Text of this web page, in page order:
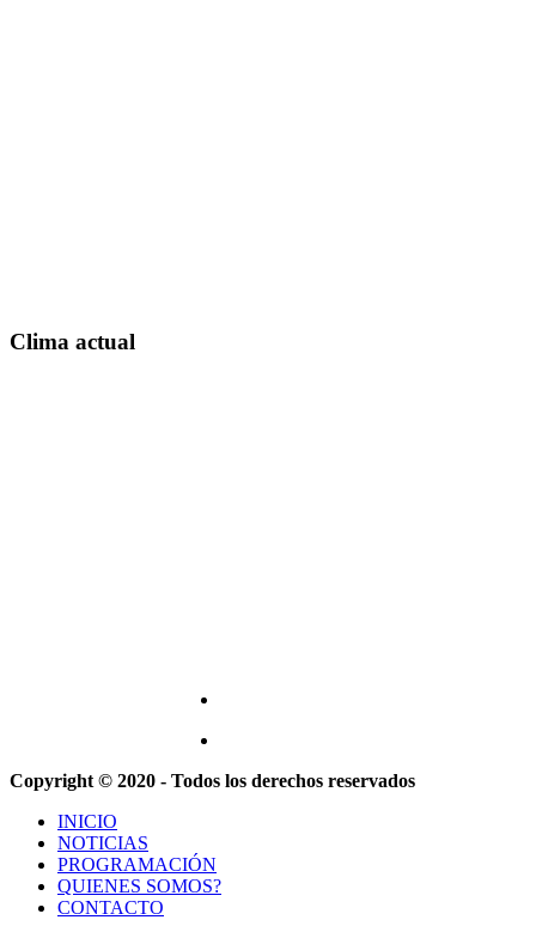
Clima actual
Copyright © 2020 - Todos los derechos reservados
INICIO
NOTICIAS
PROGRAMACIÓN
QUIENES SOMOS?
CONTACTO